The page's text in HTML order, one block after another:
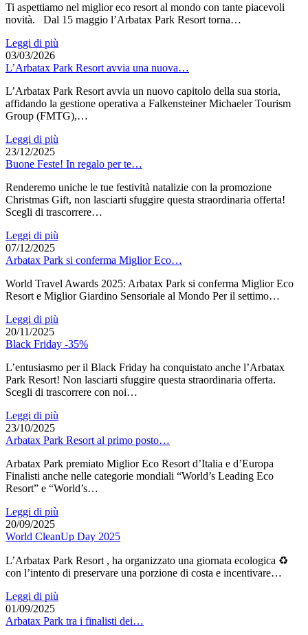
Ti aspettiamo nel miglior eco resort al mondo con tante piacevoli
novità. Dal 15 maggio l’Arbatax Park Resort torna…
Leggi di più
03/03/2026
L’Arbatax Park Resort avvia una nuova…
L’Arbatax Park Resort avvia un nuovo capitolo della sua storia,
affidando la gestione operativa a Falkensteiner Michaeler Tourism
Group (FMTG),…
Leggi di più
23/12/2025
Buone Feste! In regalo per te…
Renderemo uniche le tue festività natalizie con la promozione
Christmas Gift, non lasciarti sfuggire questa straordinaria offerta!
Scegli di trascorrere…
Leggi di più
07/12/2025
Arbatax Park si conferma Miglior Eco…
World Travel Awards 2025: Arbatax Park si conferma Miglior Eco
Resort e Miglior Giardino Sensoriale al Mondo Per il settimo…
Leggi di più
20/11/2025
Black Friday -35%
L’entusiasmo per il Black Friday ha conquistato anche l’Arbatax
Park Resort! Non lasciarti sfuggire questa straordinaria offerta.
Scegli di trascorrere con noi…
Leggi di più
23/10/2025
Arbatax Park Resort al primo posto…
Arbatax Park premiato Miglior Eco Resort d’Italia e d’Europa
Finalisti anche nelle categorie mondiali “World’s Leading Eco
Resort” e “World’s…
Leggi di più
20/09/2025
World CleanUp Day 2025
L’Arbatax Park Resort , ha organizzato una giornata ecologica ♻
con l’intento di preservare una porzione di costa e incentivare…
Leggi di più
01/09/2025
Arbatax Park tra i finalisti dei…